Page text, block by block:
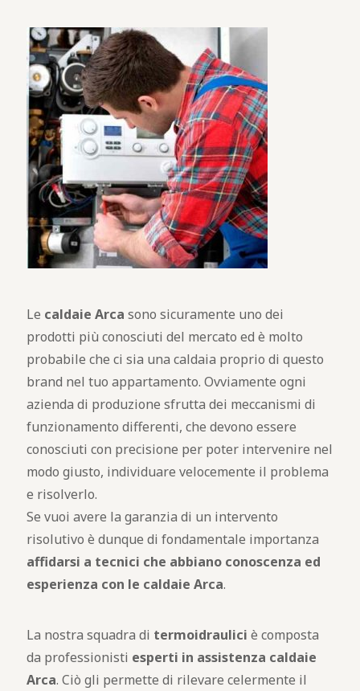
Le caldaie Arca sono sicuramente uno dei
prodotti più conosciuti del mercato ed è molto
probabile che ci sia una caldaia proprio di questo
brand nel tuo appartamento. Ovviamente ogni
azienda di produzione sfrutta dei meccanismi di
funzionamento differenti, che devono essere
conosciuti con precisione per poter intervenire nel
modo giusto, individuare velocemente il problema
e risolverlo.
Se vuoi avere la garanzia di un intervento
risolutivo è dunque di fondamentale importanza
affidarsi a tecnici che abbiano conoscenza ed
esperienza con le caldaie Arca.
La nostra squadra di termoidraulici è composta
da professionisti esperti in assistenza caldaie
Arca. Ciò gli permette di rilevare celermente il